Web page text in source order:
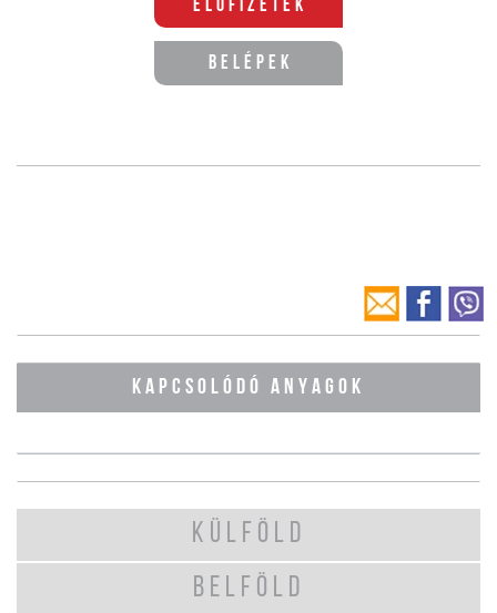
Előfizetek
Belépek
KAPCSOLÓDÓ ANYAGOK
KÜLFÖLD
BELFÖLD